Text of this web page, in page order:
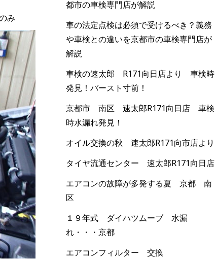
み
都市の車検専門店が解説
車の法定点検は必須で受けるべき？義務
や車検との違いを京都市の車検専門店が
解説
車検の速太郎 R171向日店より 車検時
発見！バースト寸前！
京都市 南区 速太郎R171向日店 車検
時水漏れ発見！
オイル交換の秋 速太郎R171向市店より
タイヤ流通センター 速太郎R171向日店
エアコンの故障が多発する夏 京都 南
区
１９年式 ダイハツムーブ 水漏
れ・・・京都
エアコンフィルター 交換